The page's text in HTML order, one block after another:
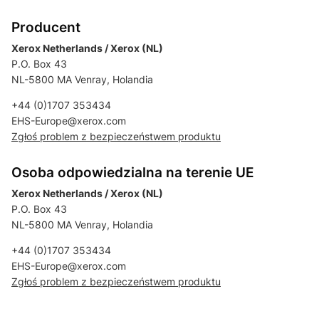
Producent
Xerox Netherlands / Xerox (NL)
P.O. Box 43
NL-5800 MA Venray, Holandia
+44 (0)1707 353434
EHS-Europe@xerox.com
Zgłoś problem z bezpieczeństwem produktu
Osoba odpowiedzialna na terenie UE
Xerox Netherlands / Xerox (NL)
P.O. Box 43
NL-5800 MA Venray, Holandia
+44 (0)1707 353434
EHS-Europe@xerox.com
Zgłoś problem z bezpieczeństwem produktu